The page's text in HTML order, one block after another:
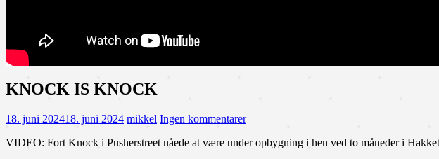
KNOCK IS KNOCK
18. juni 202418. juni 2024 mikkel Ingen kommentarer
VIDEO: Fort Knock i Pusherstreet nåede at være under opbygning i hen ved to måneder i